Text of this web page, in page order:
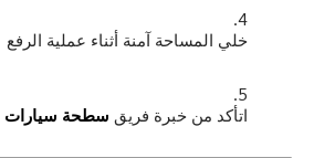
خلي المساحة آمنة أثناء عملية الرفع
اتأكد من خبرة فريق سطحة سيارات